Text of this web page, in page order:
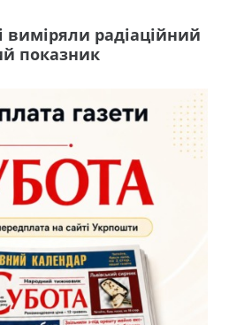
радіаційний
показник